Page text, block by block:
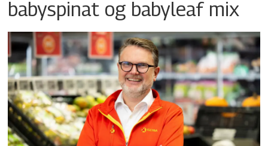
babyspinat og babyleaf mix